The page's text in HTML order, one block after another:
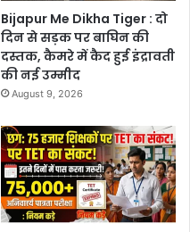
Bijapur Me Dikha Tiger : दो
दिन से सड़क पर बाघिन की
दस्तक, कैमरे में कैद हुई इंद्रावती
की नई उम्मीद
August 9, 2026